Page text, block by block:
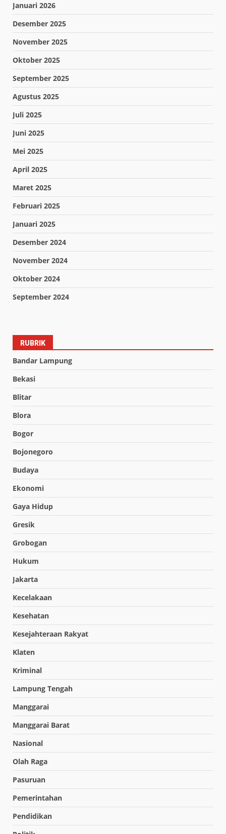
Januari 2026
Desember 2025
November 2025
Oktober 2025
September 2025
Agustus 2025
Juli 2025
Juni 2025
Mei 2025
April 2025
Maret 2025
Februari 2025
Januari 2025
Desember 2024
November 2024
Oktober 2024
September 2024
RUBRIK
Bandar Lampung
Bekasi
Blitar
Blora
Bogor
Bojonegoro
Budaya
Ekonomi
Gaya Hidup
Gresik
Grobogan
Hukum
Jakarta
Kecelakaan
Kesehatan
Kesejahteraan Rakyat
Klaten
Kriminal
Lampung Tengah
Manggarai
Manggarai Barat
Nasional
Olah Raga
Pasuruan
Pemerintahan
Pendidikan